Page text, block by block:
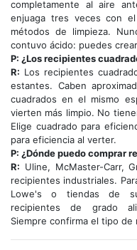
completamente al aire
enjuaga tres veces con
métodos de limpieza.
contuvo ácido: puedes
P: ¿Los recipientes
R: Los recipientes
estantes. Caben
cuadrados en el mismo
vierten más limpio. No
Elige cuadrado para
para eficiencia al verter.
P: ¿Dónde puedo comprar
R: Uline, McMaster-Carr,
recipientes industriales.
Lowe's o tiendas de
recipientes de grado
Siempre confirma el tipo de